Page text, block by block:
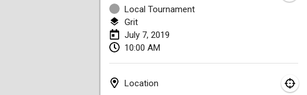
Local Tournament
Grit
July 7, 2019
10:00 AM
Location
Jan 26, 2019|France
Liekki Cup
Jan 26, 2019
Jan 26, 2019